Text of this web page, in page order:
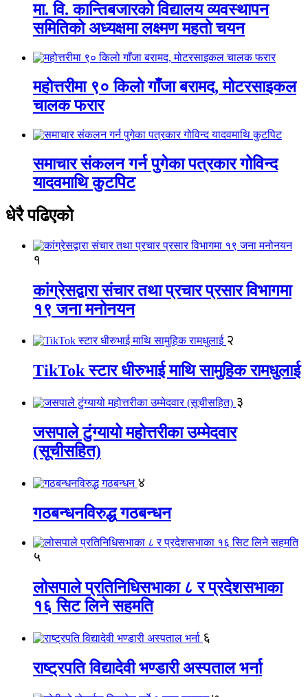
मा. वि. कान्तिबजारको विद्यालय व्यवस्थापन
समितिको अध्यक्षमा लक्ष्मण महतो चयन
महोत्तरीमा ९० किलो गाँजा बरामद, मोटरसाइकल
चालक फरार
समाचार संकलन गर्न पुगेका पत्रकार गोविन्द
यादवमाथि कुटपिट
धेरै पढिएको
१
कांग्रेसद्वारा संचार तथा प्रचार प्रसार विभागमा
१९ जना मनोनयन
२
TikTok स्टार धीरुभाई माथि सामुहिक रामधुलाई
३
जसपाले टुंग्यायो महोत्तरीका उम्मेदवार
(सूचीसहित)
४
गठबन्धनविरुद्ध गठबन्धन
५
लोसपाले प्रतिनिधिसभाका ८ र प्रदेशसभाका
१६ सिट लिने सहमति
६
राष्ट्रपति विद्यादेवी भण्डारी अस्पताल भर्ना